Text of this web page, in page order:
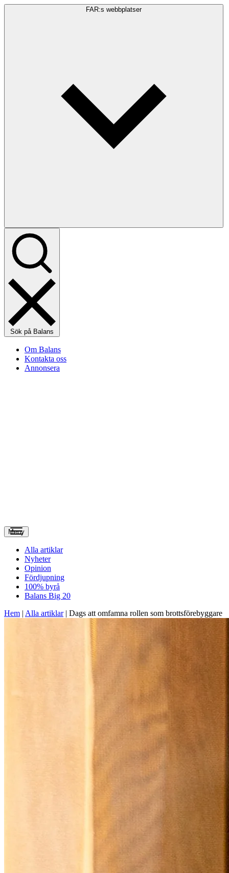
FAR:s webbplatser
Sök på Balans
Om Balans
Kontakta oss
Annonsera
Meny
Alla artiklar
Nyheter
Opinion
Fördjupning
100% byrå
Balans Big 20
Hem | Alla artiklar| Dags att omfamna rollen som brotts­förebyggare